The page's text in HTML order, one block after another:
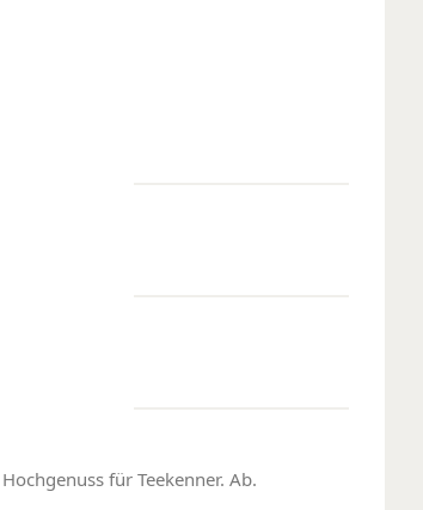
für Teekenner. Ab.